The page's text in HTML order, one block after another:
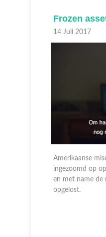
Frozen
14 Juli 2017
Amerikaanse
ingezoomd op
en met name de
opgelost.